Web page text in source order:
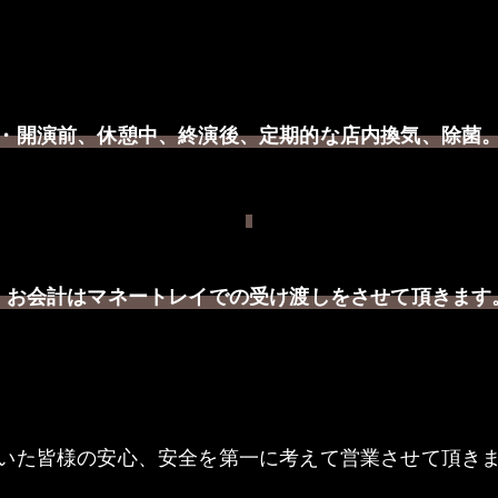
開演前、休憩中、終演後、定期的な店内換気、除菌
お会計はマネートレイでの受け渡しをさせて頂きます
た皆様の安心、安全を第一に考えて営業させて頂き